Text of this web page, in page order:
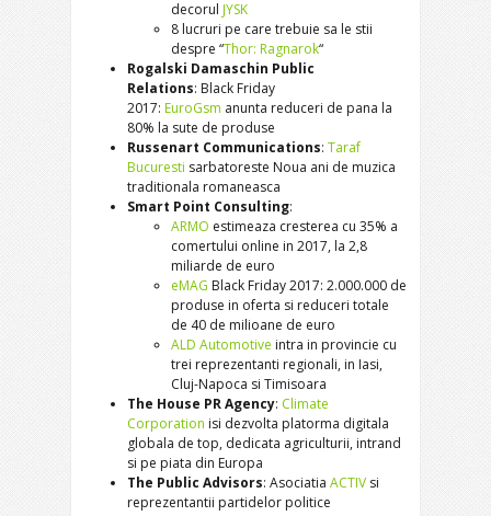
decorul JYSK
8 lucruri pe care trebuie sa le stii
despre “Thor: Ragnarok“
Rogalski Damaschin Public
Relations: Black Friday
2017: EuroGsm anunta reduceri de pana la
80% la sute de produse
Russenart Communications: Taraf
Bucuresti sarbatoreste Noua ani de muzica
traditionala romaneasca
Smart Point Consulting:
ARMO estimeaza cresterea cu 35% a
comertului online in 2017, la 2,8
miliarde de euro
eMAG Black Friday 2017: 2.000.000 de
produse in oferta si reduceri totale
de 40 de milioane de euro
ALD Automotive intra in provincie cu
trei reprezentanti regionali, in Iasi,
Cluj-Napoca si Timisoara
The House PR Agency: Climate
Corporation isi dezvolta platorma digitala
globala de top, dedicata agriculturii, intrand
si pe piata din Europa
The Public Advisors: Asociatia ACTIV si
reprezentantii partidelor politice